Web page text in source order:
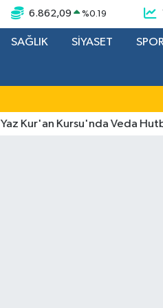
6.862,09 %0.19
SAĞLIK SİYASET
Kursu'nda Veda Hutbesi